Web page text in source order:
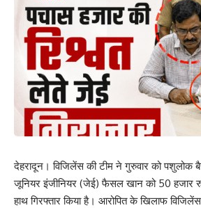
देहरादून। विजिलेंस की टीम ने गुरुवार को पशुलोक
जूनियर इंजीनियर (जेई) फैसल खान को 50 हजार
हाथ गिरफ्तार किया है। आरोपित के खिलाफ